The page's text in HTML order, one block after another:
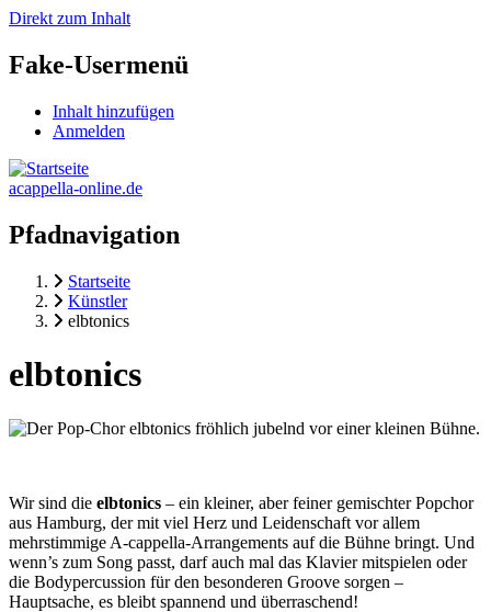
Direkt zum Inhalt
Fake-Usermenü
Inhalt hinzufügen
Anmelden
acappella-online.de
Pfadnavigation
Startseite
Künstler
elbtonics
elbtonics
Wir sind die elbtonics – ein kleiner, aber feiner gemischter Popchor
aus Hamburg, der mit viel Herz und Leidenschaft vor allem
mehrstimmige A-cappella-Arrangements auf die Bühne bringt. Und
wenn’s zum Song passt, darf auch mal das Klavier mitspielen oder
die Bodypercussion für den besonderen Groove sorgen –
Hauptsache, es bleibt spannend und überraschend!